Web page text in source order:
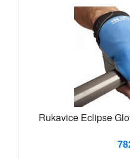
Rukavice Eclipse